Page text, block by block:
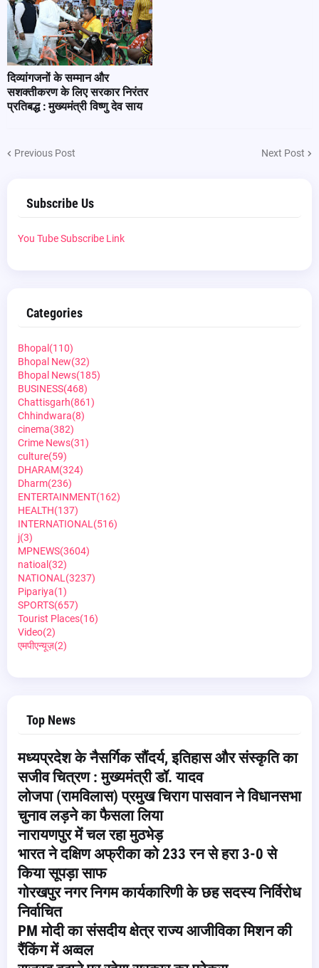
दिव्यांगजनों के सम्मान और
सशक्तीकरण के लिए सरकार निरंतर
प्रतिबद्ध : मुख्यमंत्री विष्णु देव साय
Previous Post Next Post
Subscribe Us
You Tube Subscribe Link
Categories
Bhopal (110)
Bhopal New(32)
Bhopal News(185)
BUSINESS(468)
Chattisgarh(861)
Chhindwara(8)
cinema(382)
Crime News(31)
culture(59)
DHARAM(324)
Dharm(236)
ENTERTAINMENT(162)
HEALTH(137)
INTERNATIONAL (516)
j(3)
MPNEWS(3604)
natioal (32)
NATIONAL (3237)
Pipariya(1)
SPORTS(657)
Tourist Places(16)
Video(2)
एमपीएन्यूज़(2)
Top News
मध्यप्रदेश के नैसर्गिक सौंदर्य, इतिहास और संस्कृति का
सजीव चित्रण : मुख्यमंत्री डॉ. यादव
लोजपा (रामविलास) प्रमुख चिराग पासवान ने विधानसभा
चुनाव लड़ने का फैसला लिया
नारायणपुर में चल रहा मुठभेड़
भारत ने दक्षिण अफ्रीका को 233 रन से हरा 3-0 से
किया सूपड़ा साफ
गोरखपुर नगर निगम कार्यकारिणी के छह सदस्य निर्विरोध
निर्वाचित
PM मोदी का संसदीय क्षेत्र राज्य आजीविका मिशन की
रैंकिंग में अव्वल